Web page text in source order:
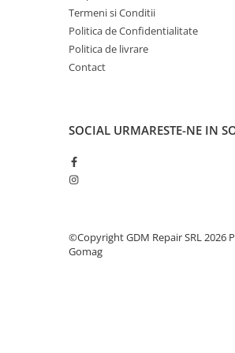
Aparat umplut carnati
Termeni si Conditii
Politica de Confidentialitate
Politica de livrare
Contact
SOCIAL URMARESTE-NE IN
©Copyright GDM Repair SRL 2026
Gomag